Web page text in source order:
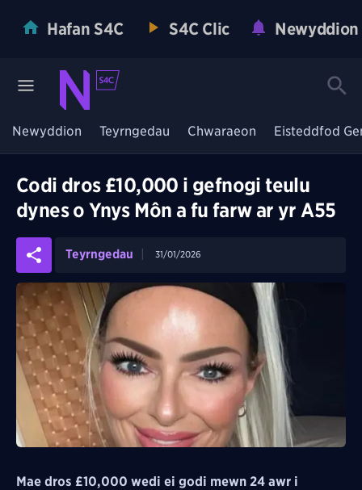
Hafan S4C S4C Clic Newyddion
Newyddion Teyrngedau Chwaraeon Eisteddfod
Codi dros £10,000 i gefnogi teulu
dynes o Ynys Môn a fu farw ar yr A55
Teyrngedau 31/01/2026
Mae dros £10,000 wedi ei godi mewn 24 awr i